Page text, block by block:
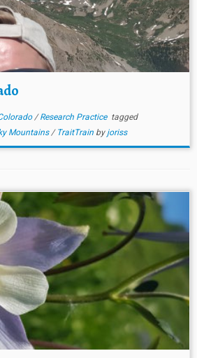
/Research Practice tagged
Mountains/ TraitTrain by joriss